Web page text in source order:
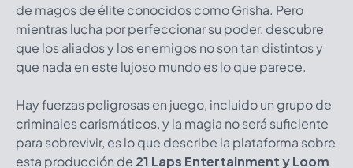
de magos de élite conocidos como Grisha. Pero
mientras lucha por perfeccionar su poder, descubre
que los aliados y los enemigos no son tan distintos y
que nada en este lujoso mundo es lo que parece.
Hay fuerzas peligrosas en juego, incluido un grupo de
criminales carismáticos, y la magia no será suficiente
para sobrevivir, es lo que describe la plataforma sobre
esta producción de 21 Laps Entertainment y Loom